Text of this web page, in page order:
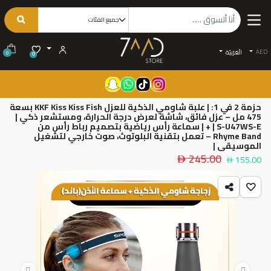
AED الْعَرَبيّة 0
0
حزمة 2 في 1: | علبة شاومي الذكية للعزل KKF Kiss Kiss Fish بسعة
475 مل – عزل فائق، شاشة لعرض درجة الحرارة، ومستشعر ذكي |
S-U47WS-E | + | سماعة رأس رياضية بتصميم رباط رأس من
Rhyme Band – تعمل بتقنية البلوتوث، صوت خارجي لتشغيل
الموسيقى |
155.00
245.00